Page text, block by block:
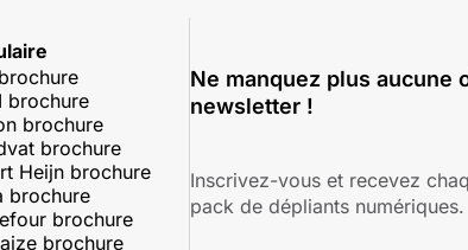
brochure
brochure
brochure
Heijn brochure
brochure
brochure
brochure
Ne manquez plus aucune
newsletter !
Inscrivez-vous et recevez
pack de dépliants numériques.